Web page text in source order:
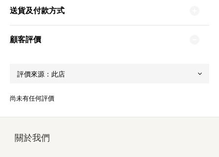
送貨及付款方式
顧客評價
尚未有任何評價
關於我們